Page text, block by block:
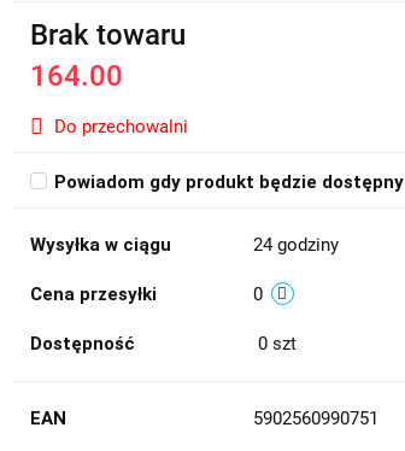
Brak towaru
164.00
Do przechowalni
Powiadom gdy produkt będzie dostępny
Wysyłka w ciągu 24 godziny
Cena przesyłki 0
Dostępność 0 szt
EAN 5902560990751